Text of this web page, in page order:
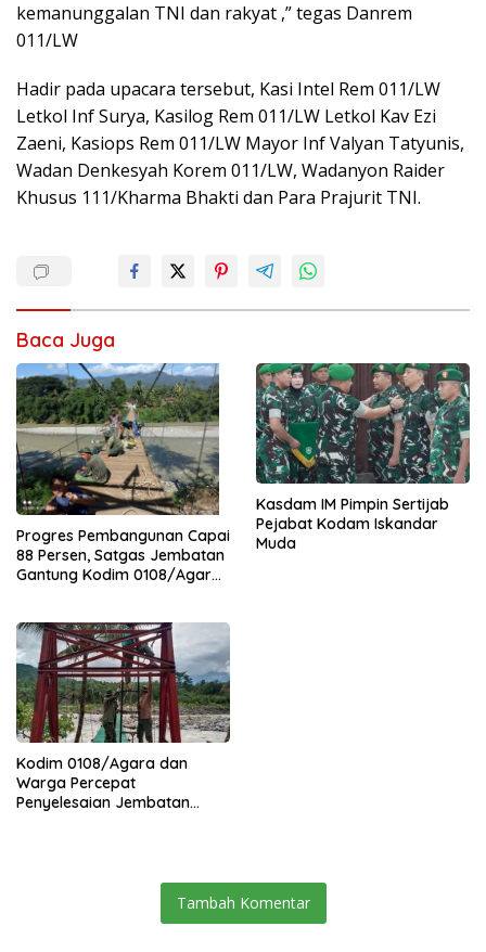
kemanunggalan TNI dan rakyat ,” tegas Danrem
011/LW
Hadir pada upacara tersebut, Kasi Intel Rem 011/LW
Letkol Inf Surya, Kasilog Rem 011/LW Letkol Kav Ezi
Zaeni, Kasiops Rem 011/LW Mayor Inf Valyan Tatyunis,
Wadan Denkesyah Korem 011/LW, Wadanyon Raider
Khusus 111/Kharma Bhakti dan Para Prajurit TNI.
Baca Juga
Progres Pembangunan Capai
88 Persen, Satgas Jembatan
Gantung Kodim 0108/Agara
Kasdam IM Pimpin Sertijab
Pejabat Kodam Iskandar
Muda
Kodim 0108/Agara dan
Warga Percepat
Penyelesaian Jembatan
Tambah Komentar